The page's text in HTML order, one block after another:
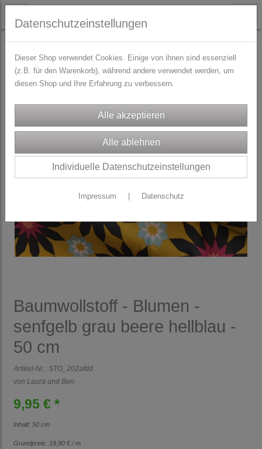
STOFFE Blusen-/Kleiderstoffe
Baumwollstoff - Blumen -
senfgelb grau beere hellblau -
50 cm
Artikel-Nr.: STO_202afdd
von Laura und Ben
9,95 € *
Inhalt: 50 cm
Grundpreis: 19,90 € / m
Datenschutzeinstellungen
Dieser Shop verwendet Cookies. Einige von ihnen sind essenziell
(z.B. für den Warenkorb), während andere verwendet werden, um
diesen Shop und Ihre Erfahrung zu verbessern.
Individuelle Datenschutzeinstellungen
Impressum Datenschutz